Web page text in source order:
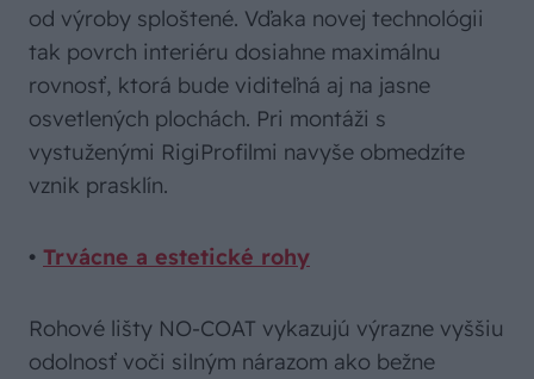
od výroby sploštené. Vďaka novej technológii
tak povrch interiéru dosiahne maximálnu
rovnosť, ktorá bude viditeľná aj na jasne
osvetlených plochách. Pri montáži s
vystuženými RigiProfilmi navyše obmedzíte
vznik prasklín.
• Trvácne a estetické rohy
Rohové lišty NO-COAT vykazujú výrazne vyššiu
odolnosť voči silným nárazom ako bežne